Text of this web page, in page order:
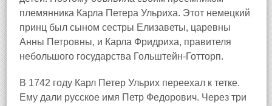
племянника Карла Петера Ульриха. Этот немецкий
принц был сыном сестры Елизаветы, царевны
Анны Петровны, и Карла Фридриха, правителя
небольшого государства Гольштейн‑Готторп.
В 1742 году Карл Петер Ульрих переехал к тетке.
Ему дали русское имя Петр Федорович. Через три